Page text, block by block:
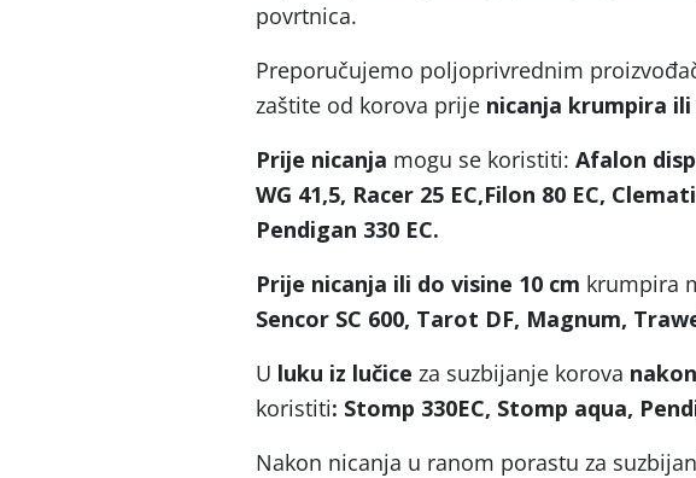
povrtnica.
Preporučujemo poljoprivrednim
zaštite od korova prije nicanja krumpira ili
Prije nicanja mogu se koristiti: Afalon
WG 41,5, Racer 25 EC,Filon 80 EC,
Pendigan 330 EC.
Prije nicanja ili do visine 10 cm krumpira
Sencor SC 600, Tarot DF, Magnum,
U luku iz lučice za suzbijanje korova
koristiti: Stomp 330EC, Stomp aqua,
Nakon nicanja u ranom porastu za